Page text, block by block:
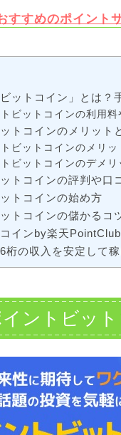
すすめのポイント
ットコイン」とは？
ビットコインの利用料
トコインのメリット
ビットコインのメリッ
ビットコインのデメリ
トコインの評判や口
トコインの始め方
トコインの儲かるコ
インby楽天
桁の収入を安定して
イントビッ